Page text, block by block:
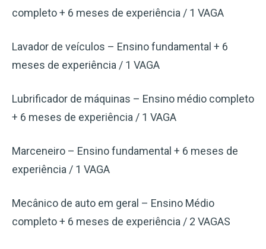
completo + 6 meses de experiência / 1 VAGA
Lavador de veículos – Ensino fundamental + 6
meses de experiência / 1 VAGA
Lubrificador de máquinas – Ensino médio completo
+ 6 meses de experiência / 1 VAGA
Marceneiro – Ensino fundamental + 6 meses de
experiência / 1 VAGA
Mecânico de auto em geral – Ensino Médio
completo + 6 meses de experiência / 2 VAGAS